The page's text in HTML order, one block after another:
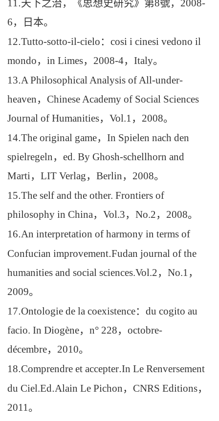
11.天下之治，《思想史研究》第8號， 2008-
6，日本。
12.Tutto-sotto-il-cielo： cosi i cinesi vedono il
mondo， in Limes， 2008-4， Italy。
13.A Philosophical Analysis of All-under-
heaven， Chinese Academy of Social Sciences
Journal of Humanities， Vol.1， 2008。
14.The original game， In Spielen nach den
spielregeln， ed. By Ghosh-schellhorn and
Marti， LIT Verlag， Berlin， 2008。
15.The self and the other. Frontiers of
philosophy in China， Vol.3， No.2， 2008。
16.An interpretation of harmony in terms of
Confucian improvement.Fudan journal of the
humanities and social sciences.Vol.2， No.1，
2009。
17.Ontologie de la coexistence： du cogito au
facio. In Diogène， n° 228， octobre-
décembre， 2010。
18.Comprendre et accepter.In Le Renversement
du Ciel.Ed.Alain Le Pichon， CNRS Editions，
2011。